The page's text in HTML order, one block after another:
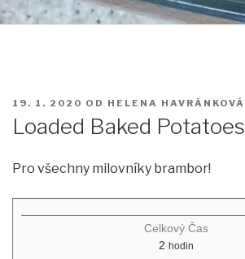
PUBLIKOVÁNO
19. 1. 2020 OD HELENA HAVRÁNKOVÁ
Loaded Baked Potatoes
Pro všechny milovníky brambor!
Celkový Čas
2 hodin